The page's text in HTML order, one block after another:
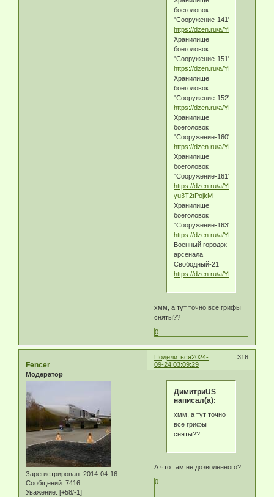
боеголовок
"Сооружение-141".
https://dzen.ru/a/
Хранилище
боеголовок
"Сооружение-151".
https://dzen.ru/a/
Хранилище
боеголовок
"Сооружение-152".
https://dzen.ru/a/
Хранилище
боеголовок
"Сооружение-160".
https://dzen.ru/a/
Хранилище
боеголовок
"Сооружение-161".
https://dzen.ru/a/YEGR-
yu3T2tPojkM
Хранилище
боеголовок
"Сооружение-163".
https://dzen.ru/a/
Военный городок
арсенала
Свободный-21
https://dzen.ru/a/
хмм, а тут точно все грифы
сняты??
0
Поделиться 316
2024-
09-24 03:09:29
Fencer
Модератор
Зарегистрирован: 2014-04-16
Сообщений: 7416
Уважение: [+58/-1]
ДимитриUS
написал(а):
хмм, а тут точно
все грифы
сняты??
А что там не дозволенного?
0